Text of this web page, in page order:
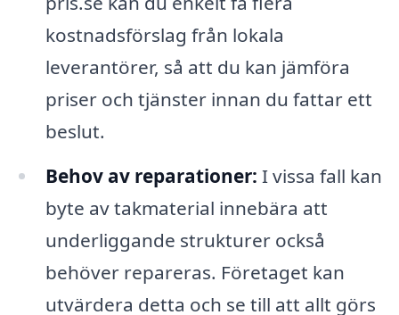
kostnadsförslag från lokala
leverantörer, så att du kan jämföra
priser och tjänster innan du fattar ett
beslut.
Behov av reparationer: I vissa fall kan
byte av takmaterial innebära att
underliggande strukturer också
behöver repareras. Företaget kan
utvärdera detta och se till att allt görs